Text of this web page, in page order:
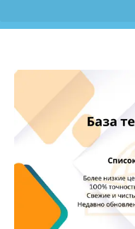
Количество
телефонов
Чада
на
миллионов